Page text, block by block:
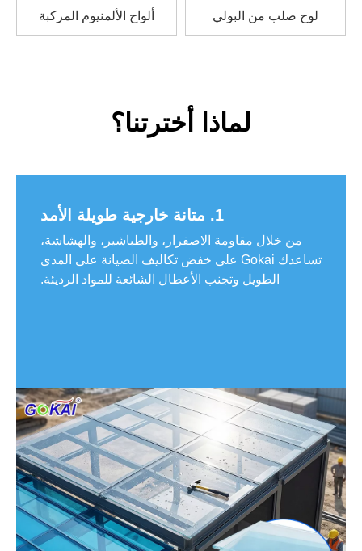
ألواح الألمنيوم المركبة
لوح صلب من البولي
كربونات
لماذا أخترتنا؟
1. متانة خارجية طويلة الأمد
من خلال مقاومة الاصفرار، والطباشير، والهشاشة،
تساعدك Gokai على خفض تكاليف الصيانة على المدى
الطويل وتجنب الأعطال الشائعة للمواد الرديئة.